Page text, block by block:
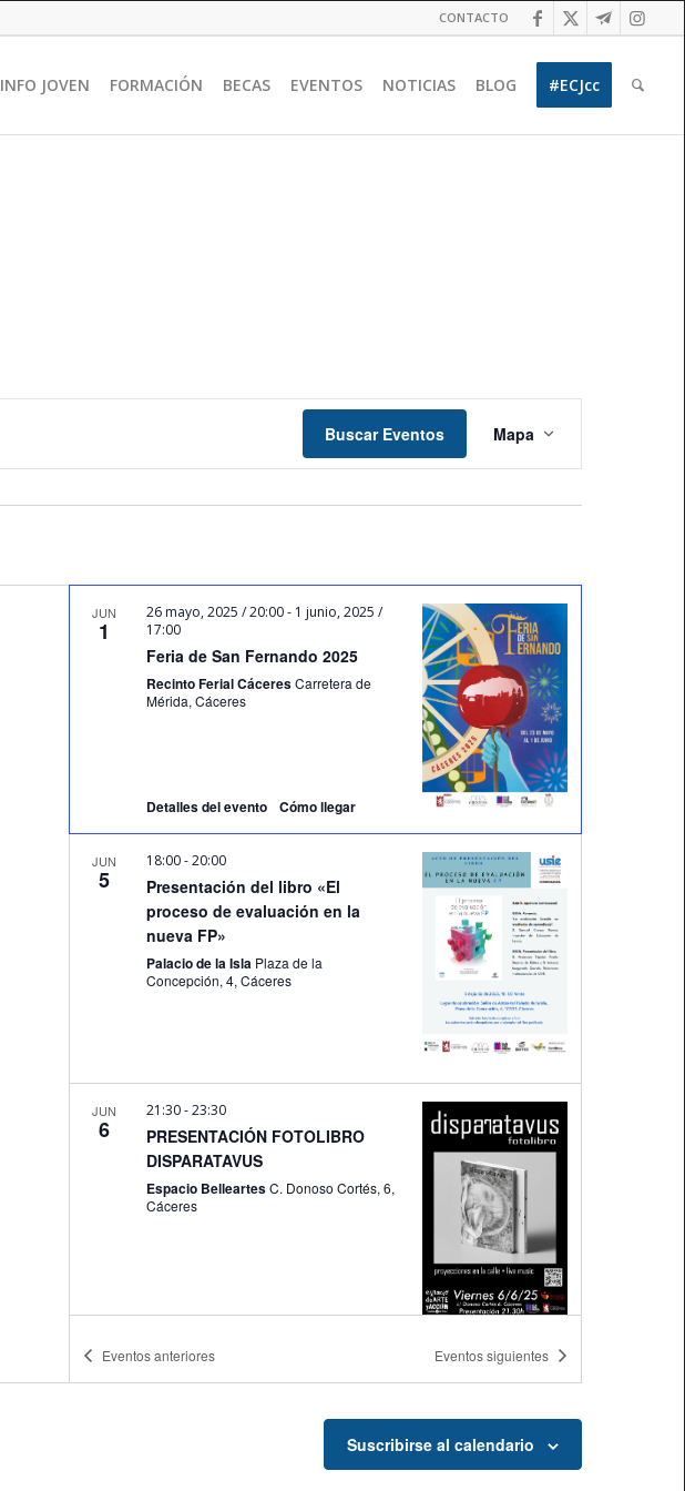
CONTACTO
INFO JOVEN FORMACIÓN BECAS EVENTOS NOTICIAS BLOG #ECJcc
Buscar Eventos
de
Evento
Mapa
JUN
1
Feria de San Fernando 2025
26 mayo, 2025 / 20:00- 1 junio, 2025 /
17:00
Recinto Ferial CáceresCarretera de
Mérida, Cáceres
Detalles del evento Cómo llegar
JUN
5
Presentación del libro «El
proceso de evaluación en la
nueva FP»
18:00-20:00
Palacio de la Isla Plaza de la
Concepción, 4, Cáceres
JUN
6
PRESENTACIÓN FOTOLIBRO
DISPARATAVUS
21:30-23:30
Espacio BelleartesC. Donoso Cortés, 6,
Cáceres
JUN
10
20:00-22:00
Eventosanteriores Eventossiguientes
Suscribirse al calendario